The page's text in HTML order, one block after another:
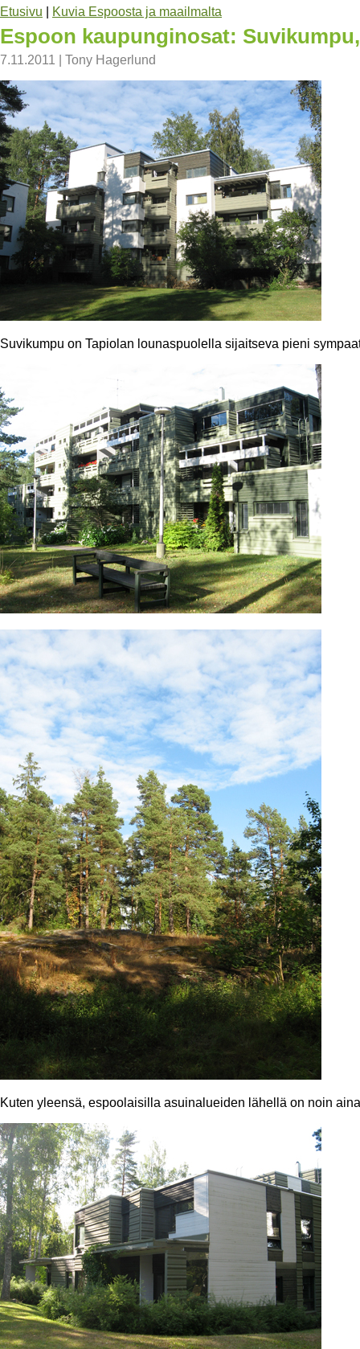
Etusivu Kuvia Espoosta ja maailmalta
Espoon kaupunginosat:
7.11.2011 Tony Hagerlund
Suvikumpu on Tapiolan lounaspuolella sijaitseva pieni
Kuten yleensä, espoolaisilla asuinalueiden lähellä on noin